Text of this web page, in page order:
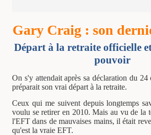
Gary Craig : son
Départ à la retraite officielle
pouvoir
On s'y attendait après sa déclaration du
préparait son vrai départ à la retraite.
Ceux qui me suivent depuis longtemps
voulu se retirer en 2010. Mais au vu de la
l'EFT dans de mauvaises mains, il était
qu'est la vraie EFT.